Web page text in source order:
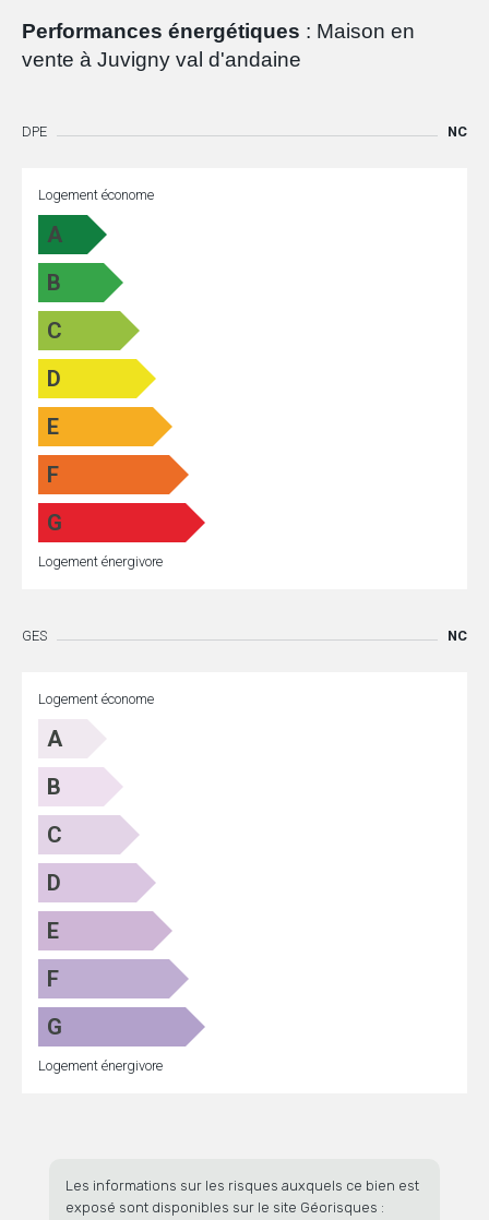
Performances énergétiques : Maison en
vente à Juvigny val d'andaine
DPE NC
Logement économe
A
B
C
D
E
F
G
Logement énergivore
GES NC
Logement économe
A
B
C
D
E
F
G
Logement énergivore
Les informations sur les risques auxquels ce bien est
exposé sont disponibles sur le site Géorisques :